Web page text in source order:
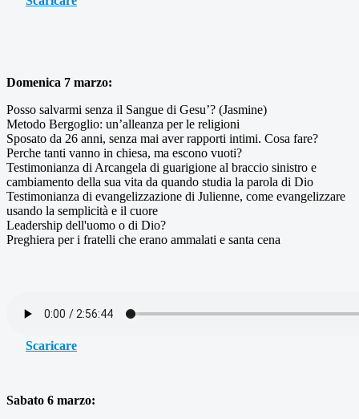
Domenica 7 marzo:
Posso salvarmi senza il Sangue di Gesu’? (Jasmine)
Metodo Bergoglio: un’alleanza per le religioni
Sposato da 26 anni, senza mai aver rapporti intimi. Cosa fare?
Perche tanti vanno in chiesa, ma escono vuoti?
Testimonianza di Arcangela di guarigione al braccio sinistro e
cambiamento della sua vita da quando studia la parola di Dio
Testimonianza di evangelizzazione di Julienne, come evangelizzare
usando la semplicità e il cuore
Leadership dell'uomo o di Dio?
Preghiera per i fratelli che erano ammalati e santa cena
Scaricare
Sabato 6 marzo: